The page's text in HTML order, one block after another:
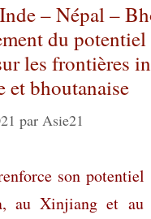
– Népal –
du
les frontières
et bhoutanaise
par Asie21
son
au Xinjiang et